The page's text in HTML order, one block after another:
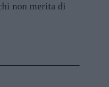
non merita di